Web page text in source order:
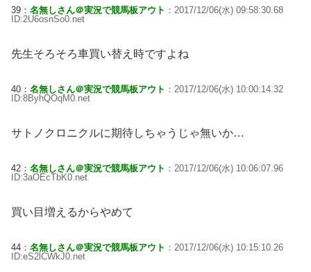
39： 名無しさん＠実況で競馬板アウト ：2017/12/06(水) 09:58:30.68
ID:2U6osnSo0.net
先生そろそろ車買い替え時ですよね
40： 名無しさん＠実況で競馬板アウト ：2017/12/06(水) 10:00:14.32
ID:8ByhQOqM0.net
サトノクロニクルに期待しちゃうじゃ無いか…
42： 名無しさん＠実況で競馬板アウト ：2017/12/06(水) 10:06:07.96
ID:3aOEcTbK0.net
買い目増えるからやめて
44： 名無しさん＠実況で競馬板アウト ：2017/12/06(水) 10:15:10.26
ID:eS2lCWkJ0.net